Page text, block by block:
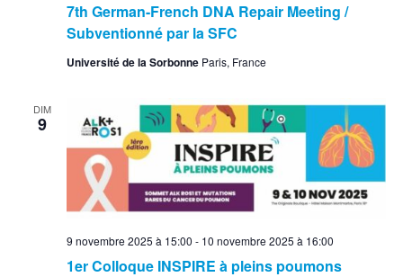
7th German-French DNA Repair Meeting /
Subventionné par la SFC
Université de la Sorbonne Paris, France
DIM
9
1er Colloque INSPIRE à pleins poumons
9 novembre 2025 à 15:00 - 10 novembre 2025 à 16:00